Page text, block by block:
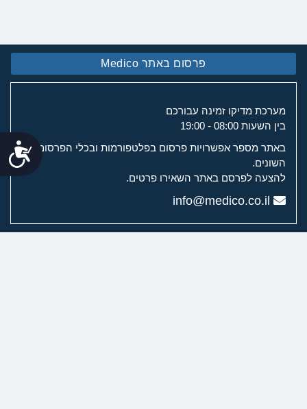
פרסום באתר Medico
מערכת מדיקו זמינה עבורכם
בין השעות 08:00 - 19:00
באתר מספר אפשרויות פרסום בפלטפורמות ובכלי הפרסום
השונים.
להצעה לפרסם באתר השאירו פרטים.
info@medico.co.il